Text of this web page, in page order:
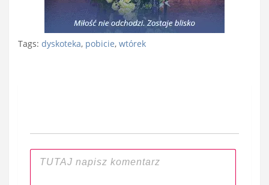
Tags: dyskoteka, pobicie, wtórek